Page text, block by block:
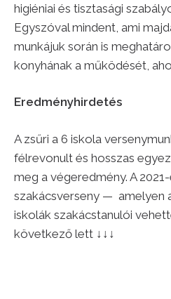
higiéniai és tisztasági
Egyszóval mindent, ami
munkájuk során is
konyhának a működését,
Eredményhirdetés
A zsűri a 6 iskola
félrevonult és hosszas
meg a végeredmény. A
szakácsverseny — amelyen
iskolák szakácstanulói
következő lett ↓↓↓